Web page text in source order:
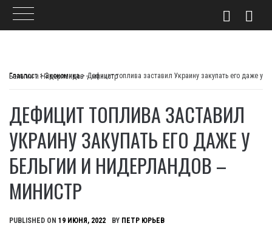
Главпост>Экономика>
Дефицит топлива заставил Украину закупать его даже у Бельгии и Нидерландов – министр
ДЕФИЦИТ ТОПЛИВА ЗАСТАВИЛ
УКРАИНУ ЗАКУПАТЬ ЕГО ДАЖЕ У
БЕЛЬГИИ И НИДЕРЛАНДОВ –
МИНИСТР
PUBLISHED ON 19 ИЮНЯ, 2022 BY ПЕТР ЮРЬЕВ